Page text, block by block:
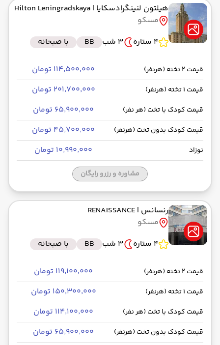
هیلتون لنینگرادسکایا | Hilton Leningradskaya
مسکو
4 ستاره
3 شب BB با صبحانه
قیمت 2 تخته (هرنفر) ۱۱۴٬۵۰۰٬۰۰۰ تومان
قیمت 1 تخته (هرنفر) ۲۰۱٬۷۰۰٬۰۰۰ تومان
قیمت کودک با تخت (هر نفر) ۶۵٬۹۰۰٬۰۰۰ تومان
قیمت کودک بدون تخت (هرنفر) ۴۵٬۷۰۰٬۰۰۰ تومان
نوزاد ۱۰٬۹۹۰٬۰۰۰ تومان
مشاوره و رزرو رایگان
رنسانس | RENAISSANCE
مسکو
4 ستاره
3 شب BB با صبحانه
قیمت 2 تخته (هرنفر) ۱۱۹٬۱۰۰٬۰۰۰ تومان
قیمت 1 تخته (هرنفر) ۱۵۰٬۳۰۰٬۰۰۰ تومان
قیمت کودک با تخت (هر نفر) ۱۱۴٬۱۰۰٬۰۰۰ تومان
قیمت کودک بدون تخت (هرنفر) ۶۵٬۹۰۰٬۰۰۰ تومان